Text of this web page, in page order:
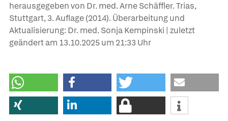
herausgegeben von Dr. med. Arne Schäffler. Trias,
Stuttgart, 3. Auflage (2014). Überarbeitung und
Aktualisierung: Dr. med. Sonja Kempinski | zuletzt
geändert am 13.10.2025um 21:33 Uhr